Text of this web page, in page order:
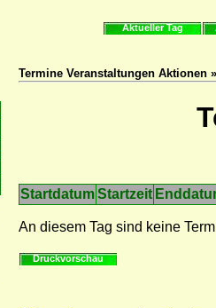
Aktueller Tag
Termine Veranstaltungen Aktionen
StartdatumStartzeit
An diesem Tag sind keine
Druckvorschau